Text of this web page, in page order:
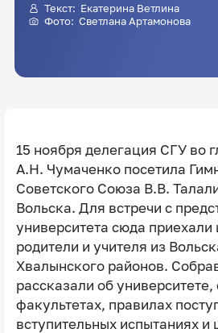
Текст: Екатерина Ветлина
Фото: Светлана Артамонова
15 ноября делегация СГУ во
А.Н. Чумаченко посетила
Советского Союза В.В.
Вольска. Для встречи с
университета сюда
родители и учителя из
Хвалынского районов.
рассказали об университете,
факультетах, правилах
вступительных испытаниях